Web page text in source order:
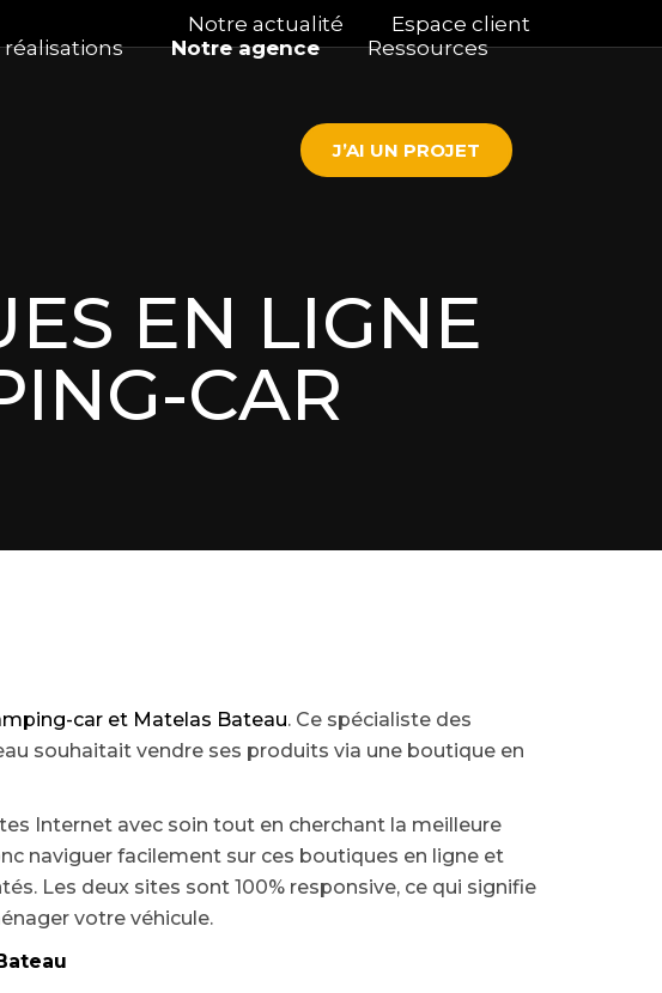
Notre actualité
Espace client
réalisations Notre agence Ressources
J’AI UN PROJET
EN LIGNE
CAR
car et Matelas Bateau. Ce spécialiste des
souhaitait vendre ses produits via une boutique en
Internet avec soin tout en cherchant la meilleure
naviguer facilement sur ces boutiques en ligne et
Les deux sites sont 100% responsive, ce qui signifie
votre véhicule.